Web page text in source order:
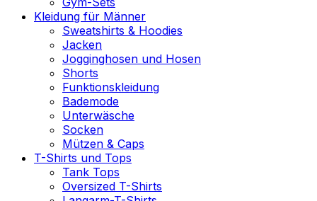
Kleidung für Männer
Sweatshirts & Hoodies
Jacken
Jogginghosen und Hosen
Shorts
Funktionskleidung
Bademode
Unterwäsche
Socken
Mützen & Caps
T-Shirts und Tops
Tank Tops
Oversized T-Shirts